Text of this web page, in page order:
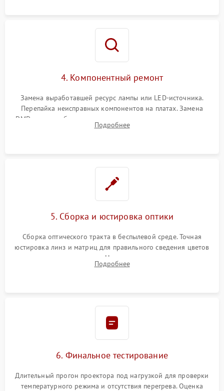
4. Компонентный ремонт
Замена выработавшей ресурс лампы или LED-источника.
Перепайка неисправных компонентов на платах. Замена
DMD-чипа при битых пикселях, установка нового цветового
колеса или восстановление сгоревших поляризационных
Подробнее
5. Сборка и юстировка оптики
Сборка оптического тракта в беспылевой среде. Точная
юстировка линз и матриц для правильного сведения цветов
и устранения размытия. Надежное подключение всех
шлейфов, установка датчиков и закрытие корпуса
Подробнее
6. Финальное тестирование
Длительный прогон проектора под нагрузкой для проверки
температурного режима и отсутствия перегрева. Оценка